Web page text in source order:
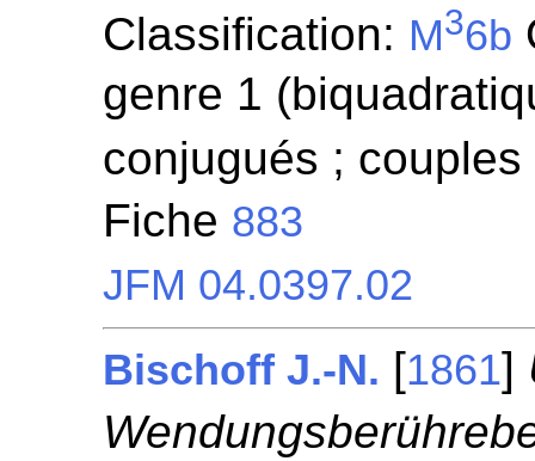
Classification: M36b
genre 1
conjugués ;
Fiche 883
JFM 04.0397.02
Bischoff J.-N. [1861]